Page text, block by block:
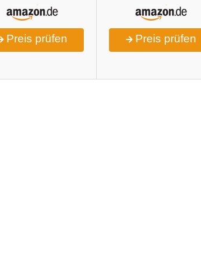
Preis prüfen Preis prüfen